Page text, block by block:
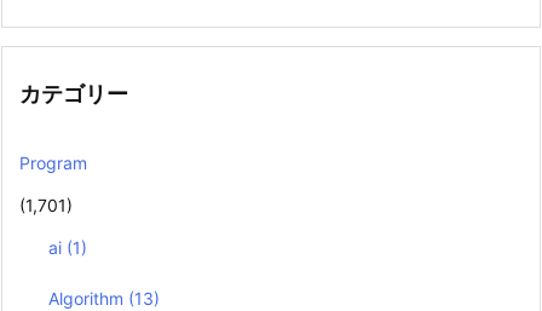
カテゴリー
Program
(1,701)
ai (1)
Algorithm (13)